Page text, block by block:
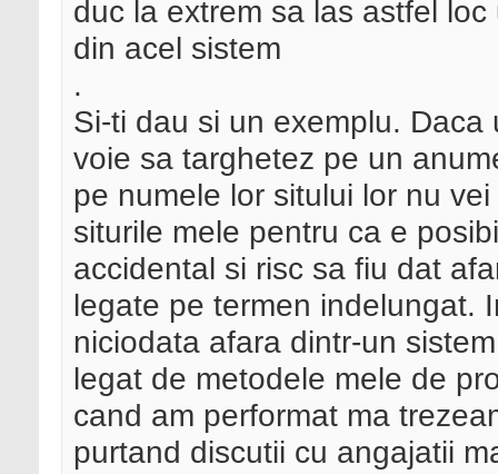
duc la extrem sa las astfel
din acel sistem
.
Si-ti dau si un exemplu.
voie sa targhetez pe un
pe numele lor sitului lor nu
siturile mele pentru ca e
accidental si risc sa fiu dat
legate pe termen indelungat.
niciodata afara dintr-un
legat de metodele mele de
cand am performat ma
purtand discutii cu angajatii